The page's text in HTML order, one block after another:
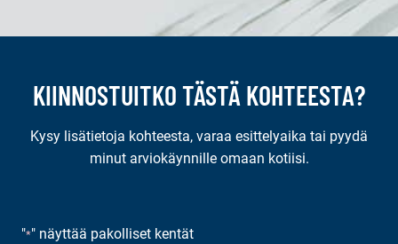
KIINNOSTUITKO TÄSTÄ KOHTEESTA?
Kysy lisätietoja kohteesta, varaa esittelyaika tai pyydä
minut arviokäynnille omaan kotiisi.
"*" näyttää pakolliset kentät